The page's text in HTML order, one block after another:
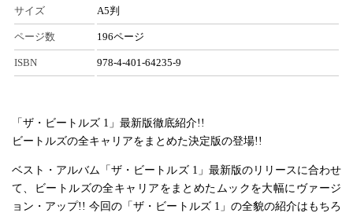
サイズ A5判
ページ数 196ページ
ISBN 978-4-401-64235-9
「ザ・ビートルズ 1」最新版徹底紹介!!
ビートルズの全キャリアをまとめた決定版の登場!!
ベスト・アルバム「ザ・ビートルズ 1」最新版のリリースに合わせ
て、ビートルズの全キャリアをまとめたムックを大幅にヴァージ
ョン・アップ!! 今回の「ザ・ビートルズ 1」の全貌の紹介はもちろ